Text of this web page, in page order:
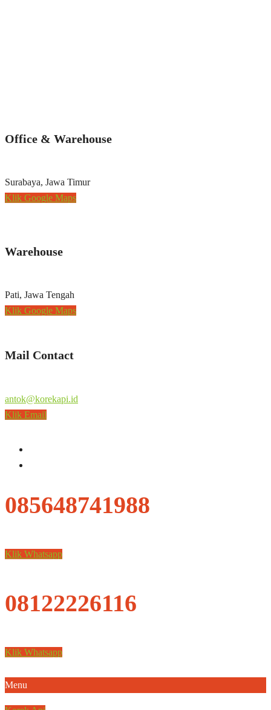
Office & Warehouse
Surabaya, Jawa Timur
Klik Google Maps
Warehouse
Pati, Jawa Tengah
Klik Google Maps
Mail Contact
antok@korekapi.id
Klik Email
085648741988
Klik Whatsapp
08122226116
Klik Whatsapp
Menu